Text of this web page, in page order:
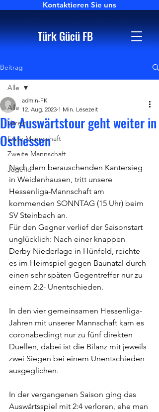
Türk Gücü FB
Kontaktieren Sie uns
Beitrag
Alle
Verein
Erste Mannschaft
Zweite Mannschaft
Jugend
Alle
Die Auswärtstour geht weiter in
Osthessen
admin-FK
12. Aug. 2023 1 Min. Lesezeit
Nach dem berauschenden Kantersieg
in Weidenhausen, tritt unsere
Hessenliga-Mannschaft am
kommenden SONNTAG (15 Uhr) beim
SV Steinbach an.
Für den Gegner verlief der Saisonstart
unglücklich: Nach einer knappen
Derby-Niederlage in Hünfeld, reichte
es im Heimspiel gegen Baunatal durch
einen sehr späten Gegentreffer nur zu
einem 2:2- Unentschieden.
In den vier gemeinsamen Hessenliga-
Jahren mit unserer Mannschaft kam es
coronabedingt nur zu fünf direkten
Duellen, dabei ist die Bilanz mit jeweils
zwei Siegen bei einem Unentschieden
ausgeglichen.
In der vergangenen Saison ging das
Auswärtsspiel mit 2:4 verloren, ehe man